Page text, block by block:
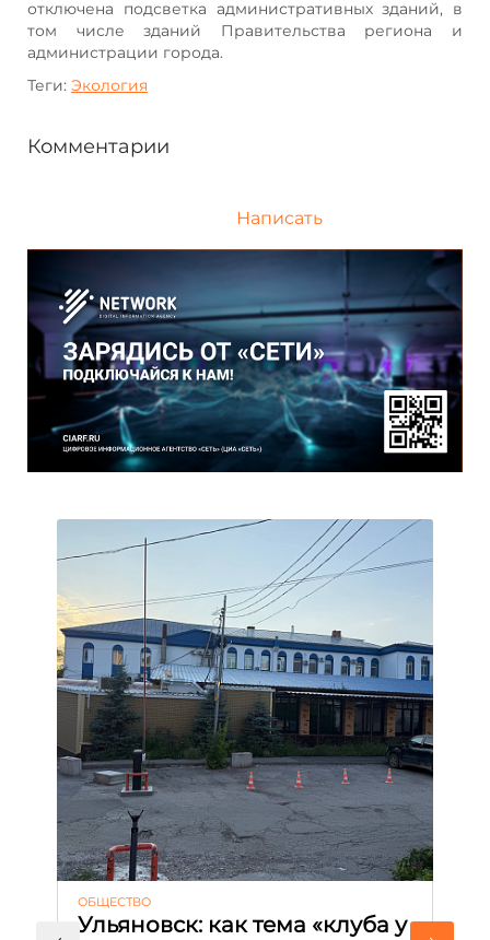
отключена подсветка административных зданий, в
том числе зданий Правительства региона и
администрации города.
Теги: Экология
Комментарии
Написать
ОБЩЕСТВО
Ульяновск: как тема «клуба у